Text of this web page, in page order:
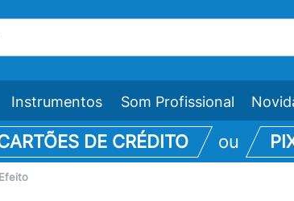
Instrumentos Som Profissional
DE CRÉDITO ou